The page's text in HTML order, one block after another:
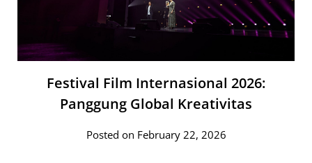
Festival Film Internasional 2026:
Panggung Global Kreativitas
Posted on February 22, 2026